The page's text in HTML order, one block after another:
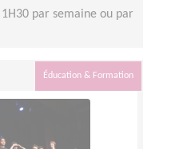
1H30 par semaine ou par
Éducation & Formation